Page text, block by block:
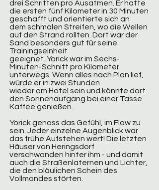
drei Schritten pro Ausatmen. Er hatte
die ersten fünf Kilometer in 30 Minuten
geschafft und orientierte sich an
dem schmalen Streifen, wo die Wellen
auf den Strand rollten. Dort war der
Sand besonders gut für seine
Trainingseinheit
geeignet. Yorick war im Sechs-
Minuten-Schnitt pro Kilometer
unterwegs. Wenn alles nach Plan lief,
würde er in zwei Stunden
wieder am Hotel sein und könnte dort
den Sonnenaufgang bei einer Tasse
Kaffee genießen.
Yorick genoss das Gefühl, im Flow zu
sein. Jeder einzelne Augenblick war
das frühe Aufstehen wert! Die letzten
Häuser von Heringsdorf
verschwanden hinter ihm - und damit
auch die Straßenlaternen und Lichter,
die den bläulichen Schein des
Vollmondes störten.